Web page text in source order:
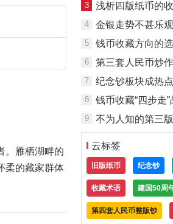
。雁栖湖畔的
柔的藏家群体
3 浅析四版纸币的
4 金银走势不甚乐观
5 钱币收藏方向的
6 第三套人民币炒
7 纪念钞板块成热
8 钱币收藏“四步走”
9 不为人知的第三
云标签
旧版纸币 纪念钞
收藏术语 建国50周
第四套人民币整版钞